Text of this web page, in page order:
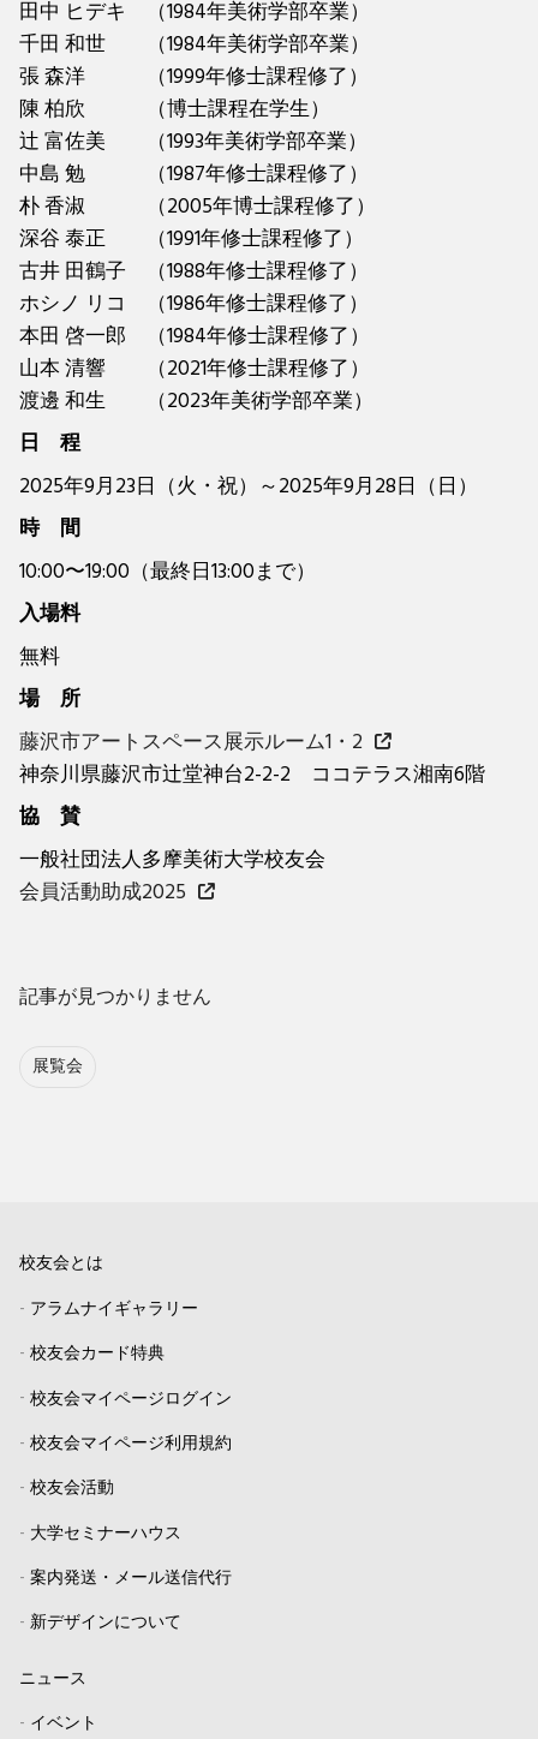
田中 ヒデキ （1984年美術学部卒業）
千田 和世 （1984年美術学部卒業）
張 森洋 （1999年修士課程修了）
陳 柏欣 （博士課程在学生）
辻 富佐美 （1993年美術学部卒業）
中島 勉 （1987年修士課程修了）
朴 香淑 （2005年博士課程修了）
深谷 泰正 （1991年修士課程修了）
古井 田鶴子 （1988年修士課程修了）
ホシノ リコ （1986年修士課程修了）
本田 啓一郎 （1984年修士課程修了）
山本 清響 （2021年修士課程修了）
渡邊 和生 （2023年美術学部卒業）
日 程
2025年9月23日（火・祝）～2025年9月28日（日）
時 間
10:00〜19:00（最終日13:00まで）
入場料
無料
場 所
藤沢市アートスペース展示ルーム1・2
神奈川県藤沢市辻堂神台2-2-2 ココテラス湘南6階
協 賛
一般社団法人多摩美術大学校友会
会員活動助成2025
記事が見つかりません
展覧会
校友会とは
- アラムナイギャラリー
- 校友会カード特典
- 校友会マイページログイン
- 校友会マイページ利用規約
- 校友会活動
- 大学セミナーハウス
- 案内発送・メール送信代行
- 新デザインについて
ニュース
- イベント